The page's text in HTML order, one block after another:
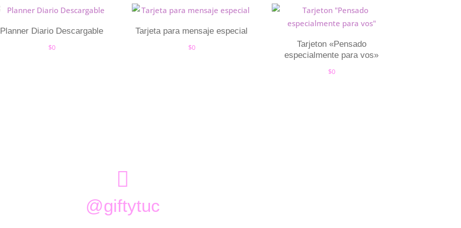
Planner Diario Descargable
$0
Tarjeta para mensaje especial
$0
Tarjeton «Pensado
especialmente para vos»
$0

@giftytuc